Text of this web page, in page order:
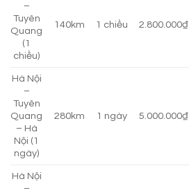
–
Tuyên
Quang
(1
chiều)
140km 1 chiều 2.800.000₫
Hà Nội
–
Tuyên
Quang
– Hà
Nội (1
ngày)
280km 1 ngày 5.000.000₫
Hà Nội
–